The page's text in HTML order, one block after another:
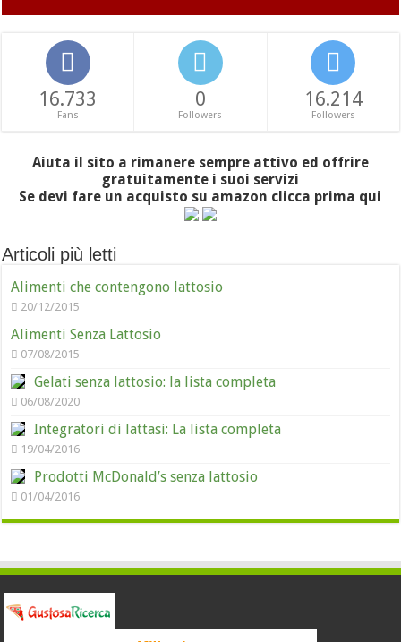
16.733
Fans
0
Followers
16.214
Followers
Aiuta il sito a rimanere sempre attivo ed offrire
gratuitamente i suoi servizi
Se devi fare un acquisto su amazon clicca prima qui
Articoli più letti
Alimenti che contengono lattosio
20/12/2015
Alimenti Senza Lattosio
07/08/2015
Gelati senza lattosio: la lista completa
06/08/2020
Integratori di lattasi: La lista completa
19/04/2016
Prodotti McDonald’s senza lattosio
01/04/2016